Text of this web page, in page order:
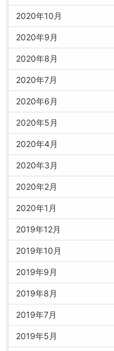
2020年10月
2020年9月
2020年8月
2020年7月
2020年6月
2020年5月
2020年4月
2020年3月
2020年2月
2020年1月
2019年12月
2019年10月
2019年9月
2019年8月
2019年7月
2019年5月